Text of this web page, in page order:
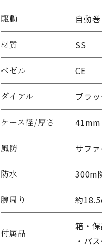
駆動 自動巻
材質 SS
ベゼル CE
ダイアル ブラッ
ケース径/厚さ
風防 サフ
防水 300m
腕周り 約
付属品
箱・
・パ